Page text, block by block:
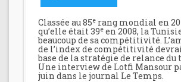
Classée au 85e rang mondial en
qu’elle était 39e en 2008, la
beaucoup de sa compétitivité.
de l’index de compétitivité
base de la stratégie de relance du
Une interview de Lotfi Mansour
juin dans le journal Le Temps.